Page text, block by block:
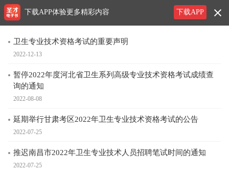
卫生专业技术资格考试的重要声明
2022-12-13
暂停2022年度河北省卫生系列高级专业技术资格考试成绩查
询的通知
2022-08-08
延期举行甘肃考区2022年卫生专业技术资格考试的公告
2022-07-25
推迟南昌市2022年卫生专业技术人员招聘笔试时间的通知
2022-07-25
下载APP
下载APP体验更多精彩内容